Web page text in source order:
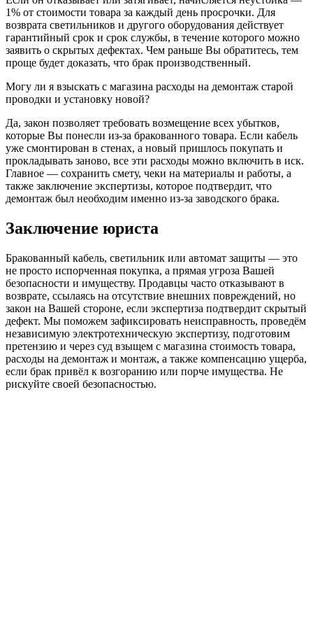
1% от стоимости товара за каждый день просрочки. Для
возврата светильников и другого оборудования действует
гарантийный срок и срок службы, в течение которого можно
заявить о скрытых дефектах. Чем раньше Вы обратитесь, тем
проще будет доказать, что брак производственный.
Могу ли я взыскать с магазина расходы на демонтаж старой
проводки и установку новой?
Да, закон позволяет требовать возмещение всех убытков,
которые Вы понесли из‑за бракованного товара. Если кабель
уже смонтирован в стенах, а новый пришлось покупать и
прокладывать заново, все эти расходы можно включить в иск.
Главное — сохранить смету, чеки на материалы и работы, а
также заключение экспертизы, которое подтвердит, что
демонтаж был необходим именно из‑за заводского брака.
Заключение юриста
Бракованный кабель, светильник или автомат защиты — это
не просто испорченная покупка, а прямая угроза Вашей
безопасности и имуществу. Продавцы часто отказывают в
возврате, ссылаясь на отсутствие внешних повреждений, но
закон на Вашей стороне, если экспертиза подтвердит скрытый
дефект. Мы поможем зафиксировать неисправность, проведём
независимую электротехническую экспертизу, подготовим
претензию и через суд взыщем с магазина стоимость товара,
расходы на демонтаж и монтаж, а также компенсацию ущерба,
если брак привёл к возгоранию или порче имущества. Не
рискуйте своей безопасностью.